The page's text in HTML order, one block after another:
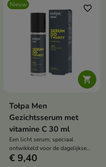
Nieuw

favorite_border
Tołpa Men
Gezichtsserum met
vitamine C 30 ml
Een licht serum, speciaal
ontwikkeld voor de dagelijkse
verzorging van de mannenhuid.
€ 9,40